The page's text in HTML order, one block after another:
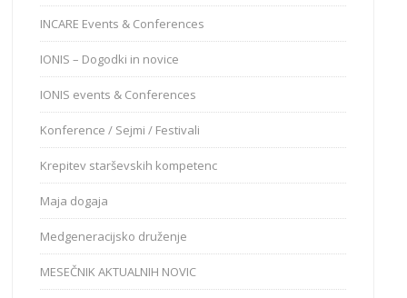
INCARE Events & Conferences
IONIS – Dogodki in novice
IONIS events & Conferences
Konference / Sejmi / Festivali
Krepitev starševskih kompetenc
Maja dogaja
Medgeneracijsko druženje
MESEČNIK AKTUALNIH NOVIC